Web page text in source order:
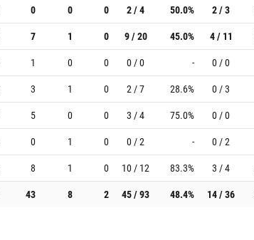
0 0 0 2 / 4 50.0% 2 / 3
7 1 0 9 / 20 45.0% 4 / 11
1 0 0 0 / 0 - 0 / 0
3 1 0 2 / 7 28.6% 0 / 3
5 0 0 3 / 4 75.0% 0 / 0
0 1 0 0 / 2 - 0 / 2
8 1 0 10 / 12 83.3% 3 / 4
43 8 2 45 / 93 48.4% 14 / 36